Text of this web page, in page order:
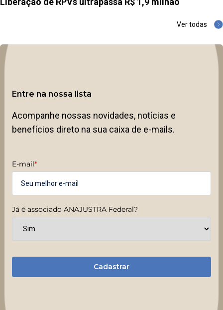
Ver todas
Entre na nossa lista
Acompanhe nossas novidades, notícias e
benefícios direto na sua caixa de e-mails.
E-mail*
Já é associado ANAJUSTRA Federal?
Cadastrar